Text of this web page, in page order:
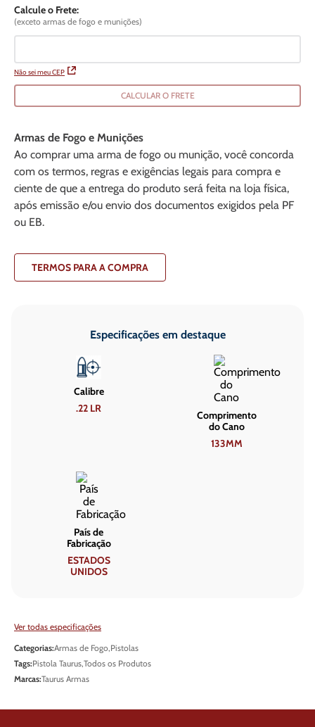
Calcule o Frete:
(exceto armas de fogo e munições)
Não sei meu CEP
CALCULAR O FRETE
Armas de Fogo e Munições
Ao comprar uma arma de fogo ou munição, você concorda
com os termos, regras e exigências legais para compra e
ciente de que a entrega do produto será feita na loja física,
após emissão e/ou envio dos documentos exigidos pela PF
ou EB.
TERMOS PARA A COMPRA
Especificações em destaque
Calibre
.22 LR
Comprimento
do Cano
133MM
País de
Fabricação
ESTADOS
UNIDOS
Ver todas especificações
Categorias:Armas de Fogo,Pistolas
Tags:Pistola Taurus,Todos os Produtos
Marcas:Taurus Armas